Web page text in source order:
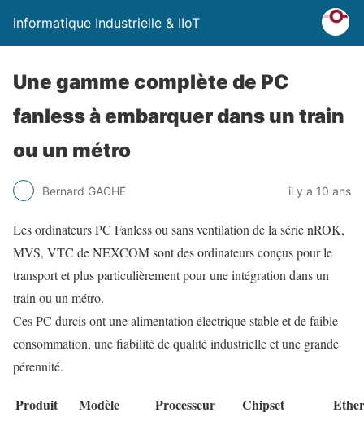
informatique Industrielle & IIoT
Une gamme complète de PC
fanless à embarquer dans un train
ou un métro
Bernard GACHE il y a 10 ans
Les ordinateurs PC Fanless ou sans ventilation de la série nROK,
MVS, VTC de NEXCOM sont des ordinateurs conçus pour le
transport et plus particulièrement pour une intégration dans un
train ou un métro.
Ces PC durcis ont une alimentation électrique stable et de faible
consommation, une fiabilité de qualité industrielle et une grande
pérennité.
Produit Modèle Processeur Chipset